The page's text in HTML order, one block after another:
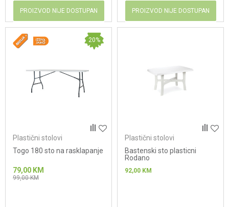
PROIZVOD NIJE DOSTUPAN PROIZVOD NIJE DOSTUPAN
20%
Plastični stolovi
Togo 180 sto na rasklapanje
79,00 KM
99,00KM
Plastični stolovi
Bastenski sto plasticni
Rodano
92,00 KM